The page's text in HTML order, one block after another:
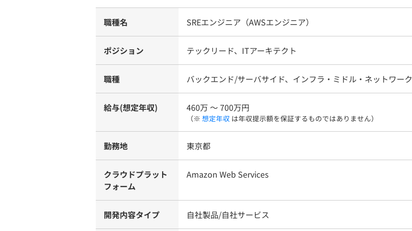
職種名 SREエンジニア（AWSエンジニア）
ポジション テックリード、ITアーキテクト
職種 バックエンド/サーバサイド、インフラ・ミドル・ネットワーク
給与(想定年収) 460万 〜 700万円
（※ 想定年収 は年収提示額を保証するものではありません）
勤務地 東京都
クラウドプラット
フォーム
Amazon Web Services
開発内容タイプ 自社製品/自社サービス